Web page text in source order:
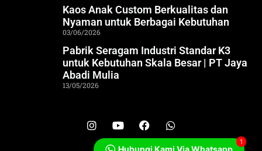
Kaos Anak Custom Berkualitas dan
Nyaman untuk Berbagai Kebutuhan
03/06/2026
Pabrik Seragam Industri Standar K3
untuk Kebutuhan Skala Besar | PT Jaya
Abadi Mulia
13/05/2026
I
n
s
Y
o
u
F
a
c
W
h
a
1